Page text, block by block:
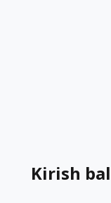
Kirish